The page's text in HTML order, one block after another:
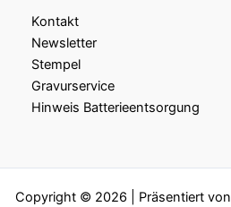
Kontakt
Newsletter
Stempel
Gravurservice
Hinweis Batterieentsorgung
Copyright © 2026 | Präsentiert von